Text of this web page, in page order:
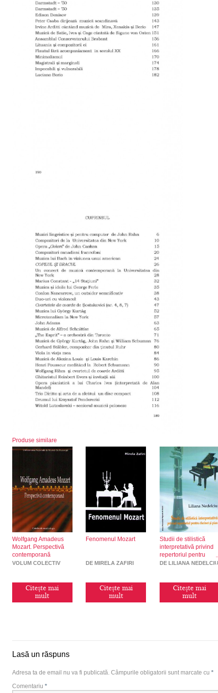
Produse similare
Wolfgang Amadeus
Mozart. Perspectivă
contemporană
VOLUM COLECTIV
Citește mai
mult
Fenomenul Mozart
DE MIRELA ZAFIRI
Citește mai
mult
Studii de stilistică
interpretativă privind
repertoriul pentru
clarinet și pian
DE LILIANA NEDELCIU
Citește mai
mult
Lasă un răspuns
Adresa ta de email nu va fi publicată. Câmpurile obligatorii sunt marcate cu *
Comentariu *